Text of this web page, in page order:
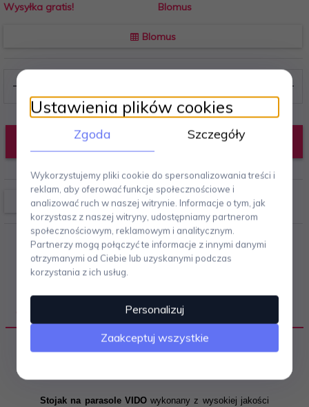
Wysyłka gratis!
Blomus
Blomus
DODAJ DO KOSZYKA
Stojak na parasole VIDOwykonany z wysokiej jakości
Ustawienia plików cookies
Zgoda Szczegóły
Wykorzystujemy pliki cookie do spersonalizowania treści i
reklam, aby oferować funkcje społecznościowe i
analizować ruch w naszej witrynie. Informacje o tym, jak
korzystasz z naszej witryny, udostępniamy partnerom
społecznościowym, reklamowym i analitycznym.
Partnerzy mogą połączyć te informacje z innymi danymi
otrzymanymi od Ciebie lub uzyskanymi podczas
korzystania z ich usług.
Personalizuj
Zaakceptuj wszystkie